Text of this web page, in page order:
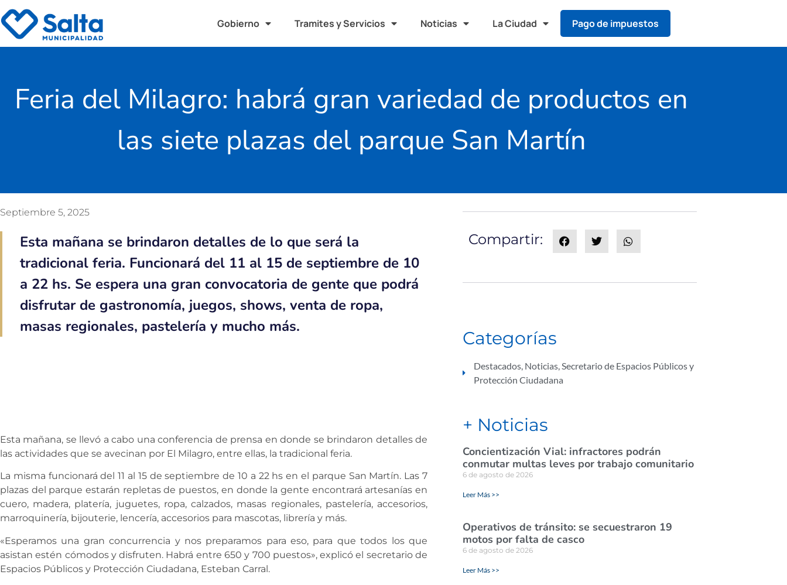
Gobierno Tramites y Servicios Noticias La Ciudad Pago de impuestos
Feria del Milagro: habrá gran variedad de productos en
las siete plazas del parque San Martín
Septiembre 5, 2025
Esta mañana se brindaron detalles de lo que será la
tradicional feria. Funcionará del 11 al 15 de septiembre de 10
a 22 hs. Se espera una gran convocatoria de gente que podrá
disfrutar de gastronomía, juegos, shows, venta de ropa,
masas regionales, pastelería y mucho más.
Esta mañana, se llevó a cabo una conferencia de prensa en donde se brindaron detalles de
las actividades que se avecinan por El Milagro, entre ellas, la tradicional feria.
La misma funcionará del 11 al 15 de septiembre de 10 a 22 hs en el parque San Martín. Las 7
plazas del parque estarán repletas de puestos, en donde la gente encontrará artesanías en
cuero, madera, platería, juguetes, ropa, calzados, masas regionales, pastelería, accesorios,
marroquinería, bijouterie, lencería, accesorios para mascotas, librería y más.
«Esperamos una gran concurrencia y nos preparamos para eso, para que todos los que
asistan estén cómodos y disfruten. Habrá entre 650 y 700 puestos», explicó el secretario de
Espacios Públicos y Protección Ciudadana, Esteban Carral.
Compartir:
Categorías
Destacados, Noticias,Secretario de Espacios Públicos y
Protección Ciudadana
+ Noticias
Concientización Vial: infractores podrán
conmutar multas leves por trabajo comunitario
6 de agosto de 2026
Leer Más >>
Operativos de tránsito: se secuestraron 19
motos por falta de casco
6 de agosto de 2026
Leer Más >>